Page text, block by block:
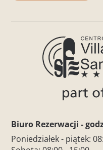
Biuro Rezerwacji -
Poniedziałek - piątek: